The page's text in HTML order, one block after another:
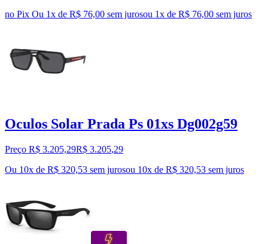
no Pix Ou 1x de R$ 76,00 sem jurosou 1x de R$ 76,00 sem juros
Oculos Solar Prada Ps 01xs Dg002g59
Preço R$ 3.205,29R$ 3.205,29
Ou 10x de R$ 320,53 sem jurosou 10x de R$ 320,53 sem juros